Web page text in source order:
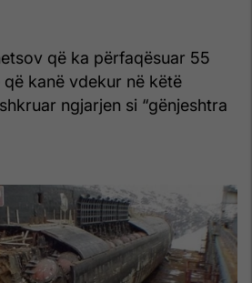
që ka përfaqësuar 55
që kanë vdekur në këtë
ngjarjen si “gënjeshtra